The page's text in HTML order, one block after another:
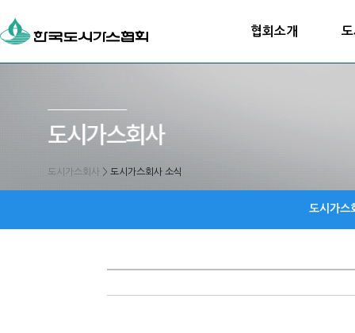
협회소개
도시가스회사 > 도시가스회사 소식
도시가스